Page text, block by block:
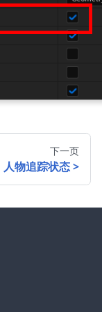
下一页
人物追踪状态